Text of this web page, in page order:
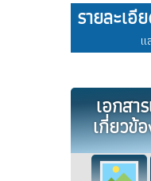
รายละเอี
เอกสา
เกี่ยวข้